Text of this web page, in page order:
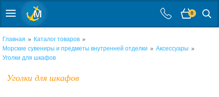
0
Главная » Каталог товаров »
Морские сувениры и предметы внутренней отделки » Аксессуары »
Уголки для шкафов
Уголки для шкафов